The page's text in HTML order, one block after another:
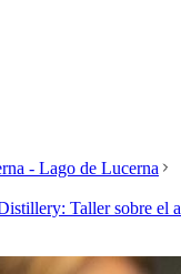
- Lago de Lucerna
Taller sobre el